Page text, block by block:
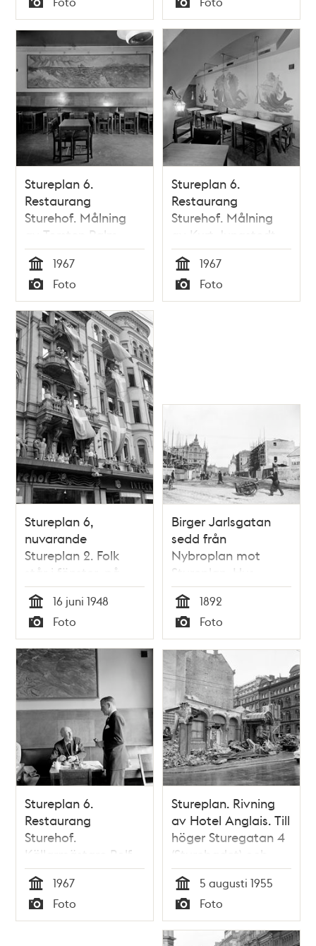
Typ
Typ
Stureplan 6.
Restaurang
Sturehof. Målning
av Torsten Palm
Tid
1967
Typ
Foto
Stureplan 6.
Restaurang
Sturehof. Målning
av Kurt Jungstedt
Tid
1967
Typ
Foto
Stureplan 6,
nuvarande
Stureplan 2. Folk
står i fönster, på
balkonger och på
restaurang
Sturehofs tak i
samband med
firandet av kung
Gustaf V:s 90-
årsdag
Tid
16 juni 1948
Typ
Foto
Birger Jarlsgatan
sedd från
Nybroplan mot
Stureplan. Hus
under byggnad
Tid
1892
Typ
Foto
Stureplan 6.
Restaurang
Sturehof.
Källarmästare Rolf
Marcus och
kabinettskammarherre
Alexis Aminoff
Tid
1967
Typ
Foto
Stureplan. Rivning
av Hotel Anglais. Till
höger Sturegatan 4
(Sturebadet) och
Sturegatan 6
Tid
5 augusti 1955
Typ
Foto